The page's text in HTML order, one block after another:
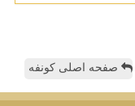
صفحه اصلی کونفه